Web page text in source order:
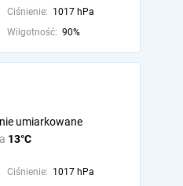
Ciśnienie: 1017 hPa
Wilgotność: 90%
13°C
umiarkowane
Ciśnienie: 1017 hPa